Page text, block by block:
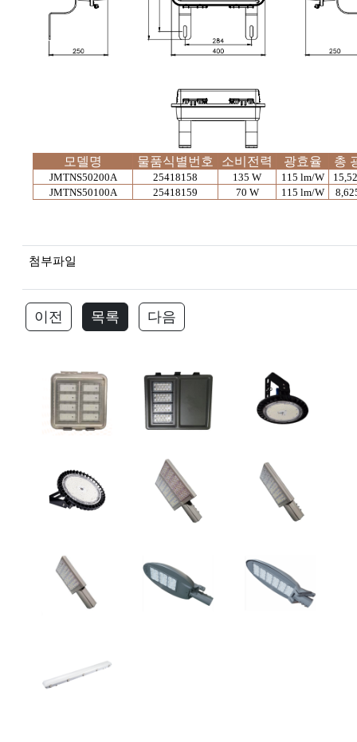
모델명 물품식별번호 소비전력 광효율 총
JMTNS50200A 25418158 135 W 115 lm/W
JMTNS50100A
25418159 70 W 115 lm/W
첨부파일
이전 목록 다음